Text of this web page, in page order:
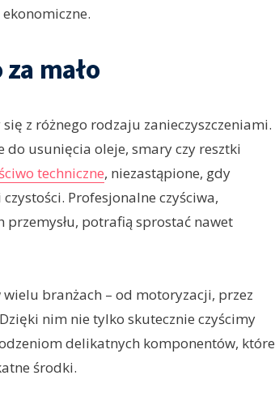
mało
z różnego rodzaju zanieczyszczeniami.
usunięcia oleje, smary czy resztki
techniczne, niezastąpione, gdy
Profesjonalne czyściwa,
przemysłu, potrafią sprostać nawet
branżach – od motoryzacji, przez
nim nie tylko skutecznie czyścimy
delikatnych komponentów, które
środki.